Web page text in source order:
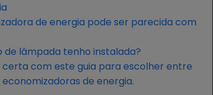
de energia pode ser parecida com
de lâmpada tenho instalada?
certa com este guia para escolher entre
de energia.